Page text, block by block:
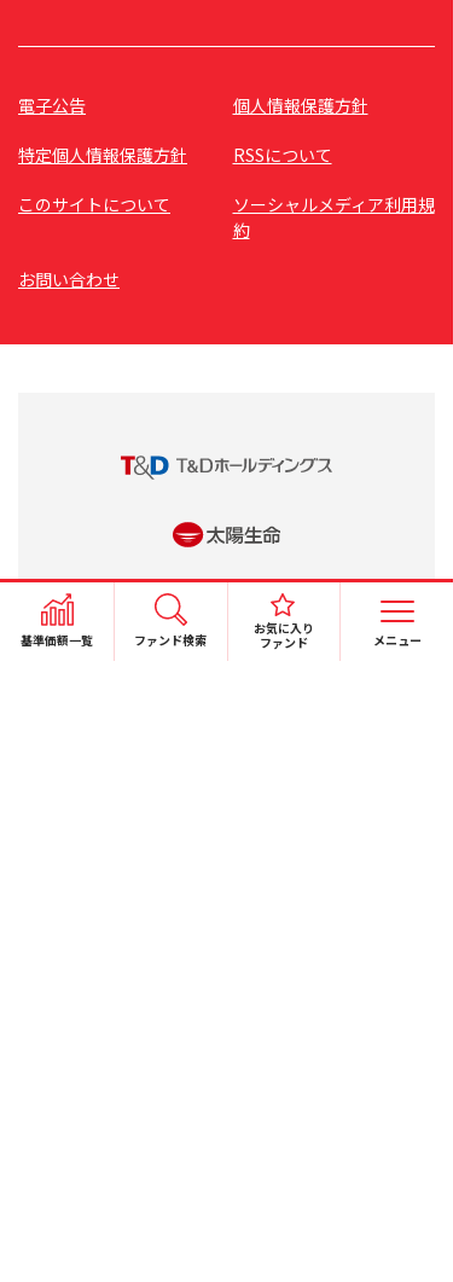
基準価額一覧 ファンド検索
お気に入り
ファンド
メニュー
電子公告 個人情報保護方針
特定個人情報保護方針 RSSについて
このサイトについて
ソーシャルメディア利用規
約
お問い合わせ